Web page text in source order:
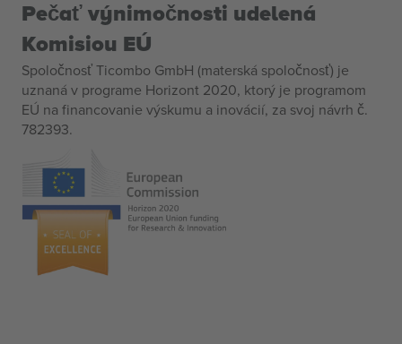
Pečať výnimočnosti udelená
Komisiou EÚ
Spoločnosť Ticombo GmbH (materská spoločnosť) je
uznaná v programe Horizont 2020, ktorý je programom
EÚ na financovanie výskumu a inovácií, za svoj návrh č.
782393.